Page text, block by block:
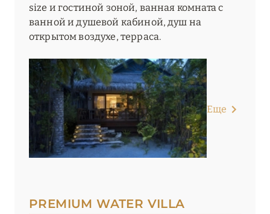
size и гостиной зоной, ванная комната с
ванной и душевой кабиной, душ на
открытом воздухе, терраса.
Еще
PREMIUM WATER VILLA